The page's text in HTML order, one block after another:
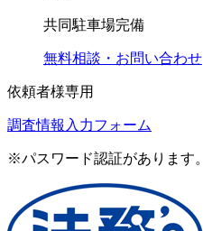
共同駐車場完備
無料相談・お問い合わせ
依頼者様専用
調査情報入力フォーム
※パスワード認証があります。